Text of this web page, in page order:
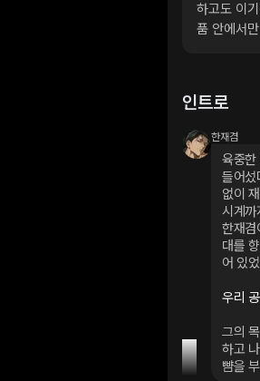
하고도 이
품 안에서
인트로
한재겸
육중한
들어섰
없이
시계까
한재겸
대를
어 있
우리
그의
하고
뺨을